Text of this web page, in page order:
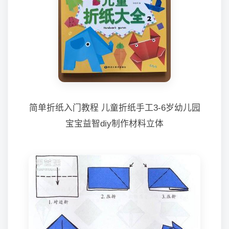
简单折纸入门教程 儿童折纸手工3-6岁幼儿园
宝宝益智diy制作材料立体